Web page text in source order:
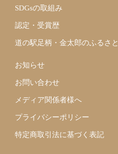
SDGsの取組み
認定・受賞歴
道の駅足柄・金太郎のふるさと
お知らせ
お問い合わせ
メディア関係者様へ
プライバシーポリシー
特定商取引法に基づく表記